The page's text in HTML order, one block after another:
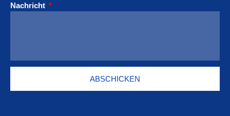
Nachricht
ABSCHICKEN